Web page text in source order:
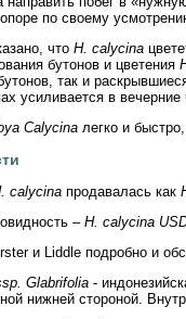
по своему
что H. calycina
бутонов и цветения
так и
усиливается в вечерние
Calycina легко и
calycina продавалась как
– H. calycina
и Liddle подробно и
Glabrifolia -
нижней стороной.